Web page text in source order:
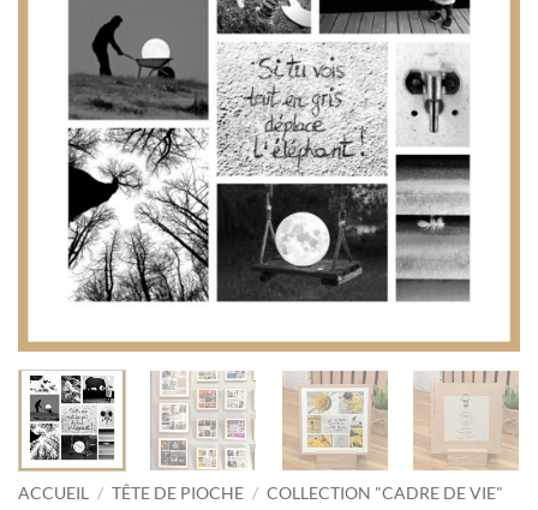
ACCUEIL / TÊTE DE PIOCHE / COLLECTION "CADRE DE VIE"